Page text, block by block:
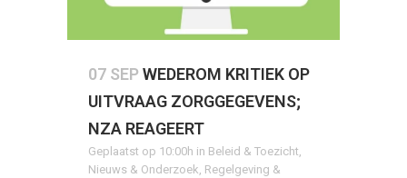
07 SEP WEDEROM KRITIEK OP
UITVRAAG ZORGGEGEVENS;
NZA REAGEERT
Geplaatst op 10:00h in Beleid & Toezicht,
Nieuws & Onderzoek, Regelgeving &